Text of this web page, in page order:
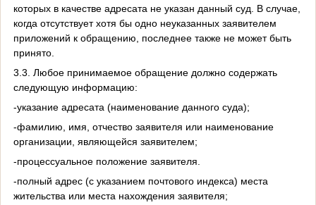
которых в качестве адресата не указан данный суд. В случае,
когда отсутствует хотя бы одно неуказанных заявителем
приложений к обращению, последнее также не может быть
принято.
3.3. Любое принимаемое обращение должно содержать
следующую информацию:
-указание адресата (наименование данного суда);
-фамилию, имя, отчество заявителя или наименование
организации, являющейся заявителем;
-процессуальное положение заявителя.
-полный адрес (с указанием почтового индекса) места
жительства или места нахождения заявителя;